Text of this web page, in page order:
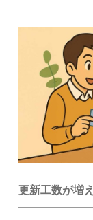
更新工数が増